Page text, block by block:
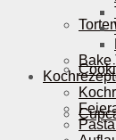
Bake